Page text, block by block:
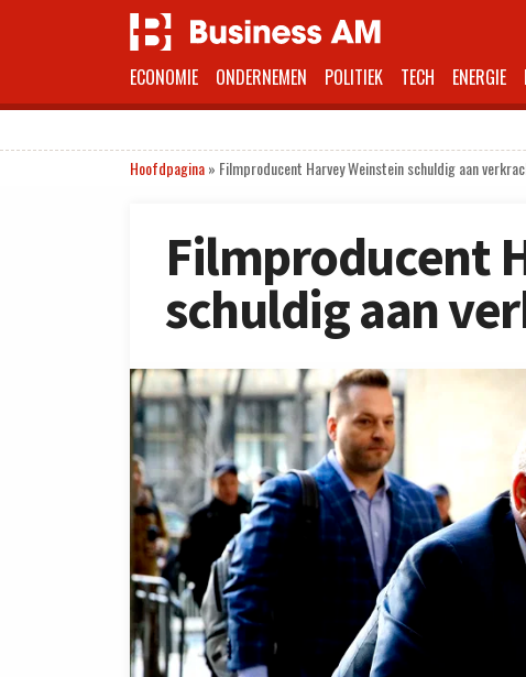
ECONOMIE ONDERNEMEN POLITIEK TECH ENERGIE
Hoofdpagina» Filmproducent Harvey Weinstein schuldig aan
Filmproducent
schuldig aan